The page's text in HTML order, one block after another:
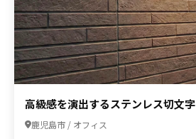
高級感を演出するステンレス切文字
鹿児島市 / オフィス